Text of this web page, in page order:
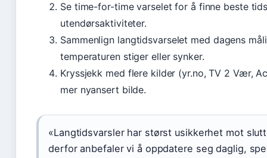
Se time-for-time varselet for å finne beste
utendørsaktiviteter.
Sammenlign langtidsvarselet med dagens
temperaturen stiger eller synker.
Kryssjekk med flere kilder (yr.no, TV 2 Vær,
mer nyansert bilde.
«Langtidsvarsler har størst usikkerhet mot
derfor anbefaler vi å oppdatere seg daglig,